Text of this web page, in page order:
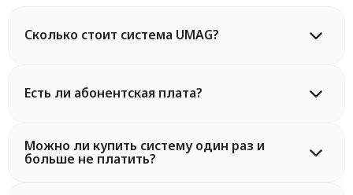
Сколько стоит система UMAG?
Есть ли абонентская плата?
Можно ли купить систему один раз и
больше не платить?